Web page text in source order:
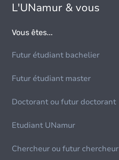
L'UNamur & vous
Vous êtes...
Futur étudiant bachelier
Futur étudiant master
Doctorant ou futur doctorant
Etudiant UNamur
Chercheur ou futur chercheur